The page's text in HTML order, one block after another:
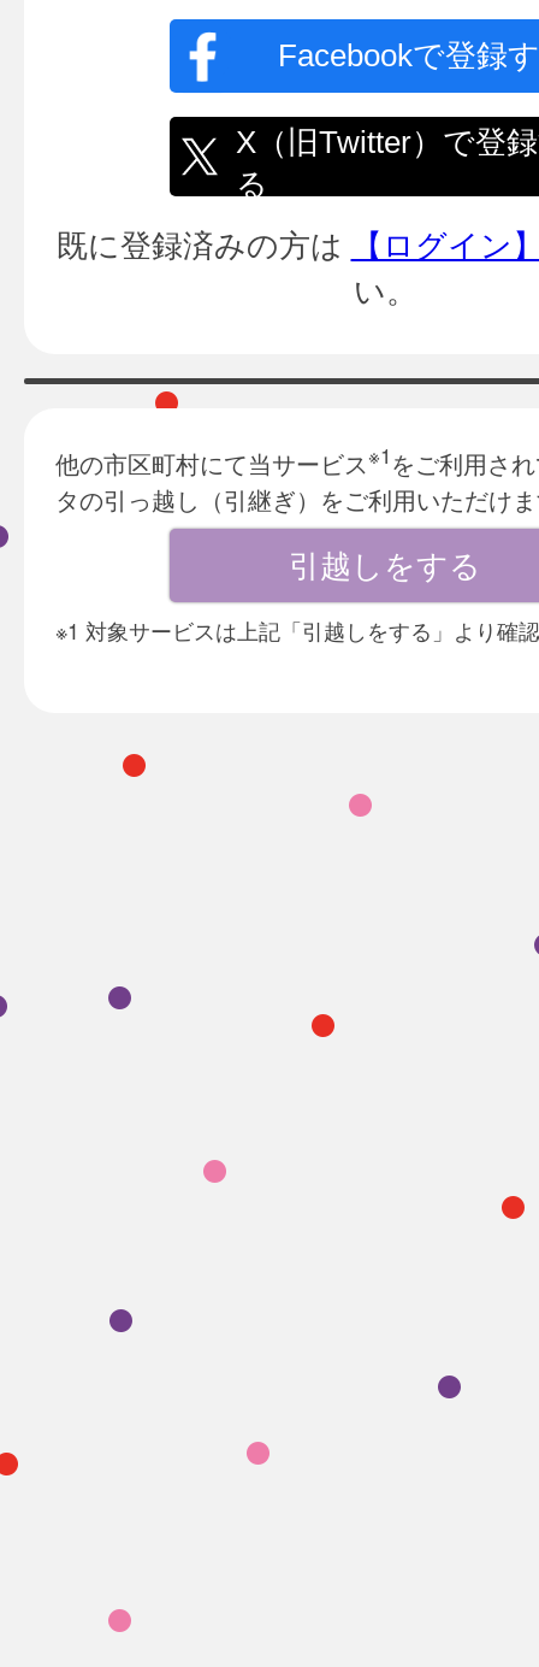
Facebookで登録
X（旧Twitter）で登
る
既に登録済みの方は
【ログイン
い。
他の市区町村にて当サービス※1 をご利用さ
タの引っ越し（引継ぎ）をご利用いただけ
※1 対象サービスは上記「引越しをする」より確